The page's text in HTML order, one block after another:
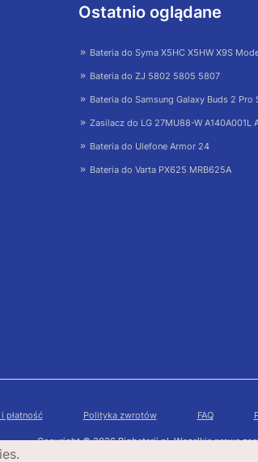
Ostatnio oglądane
Bateria do Syma X5HC X5HW X9S
Bateria do ZJ 5802 5805 5807
Bateria do Samsung Galaxy Buds 2 Pro
Zasilacz do LG 27MU88-W A140A001L
Bateria do Ulefone Armor 24
Bateria do Varta PX625 MRB625A
płatność Polityka zwrotów FAQ
Copyright © 2026 Bigbaterii.pl. Wszelkie prawa